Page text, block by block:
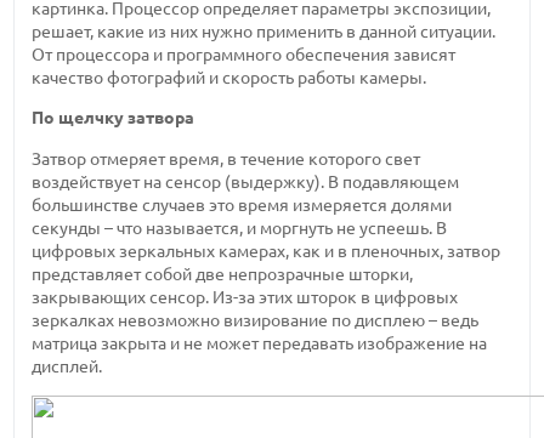
картинка. Процессор определяет параметры экспозиции,
решает, какие из них нужно применить в данной ситуации.
От процессора и программного обеспечения зависят
качество фотографий и скорость работы камеры.
По щелчку затвора
Затвор отмеряет время, в течение которого свет
воздействует на сенсор (выдержку). В подавляющем
большинстве случаев это время измеряется долями
секунды – что называется, и моргнуть не успеешь. В
цифровых зеркальных камерах, как и в пленочных, затвор
представляет собой две непрозрачные шторки,
закрывающих сенсор. Из-за этих шторок в цифровых
зеркалках невозможно визирование по дисплею – ведь
матрица закрыта и не может передавать изображение на
дисплей.